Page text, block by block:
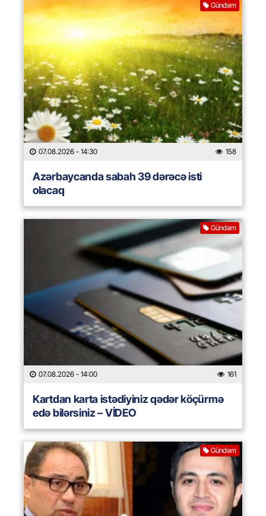
Gündəm
07.08.2026 - 14:30 158
Azərbaycanda sabah 39 dərəcə isti
olacaq
Gündəm
07.08.2026 - 14:00 161
Kartdan karta istədiyiniz qədər köçürmə
edə bilərsiniz – VİDEO
Gündəm